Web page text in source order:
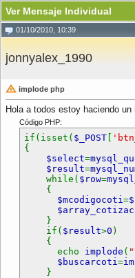
Ver Mensaje Individual
01/10/2010, 10:39
jonnyalex_1990
implode php
Hola a todos estoy haciendo
Código PHP:
if(isset( $_POST
{
$select=
$result=
while( $row=
{
$mcodigocoti=
}
if( $result>0 )
{
echo implode (
$buscarcoti=
}